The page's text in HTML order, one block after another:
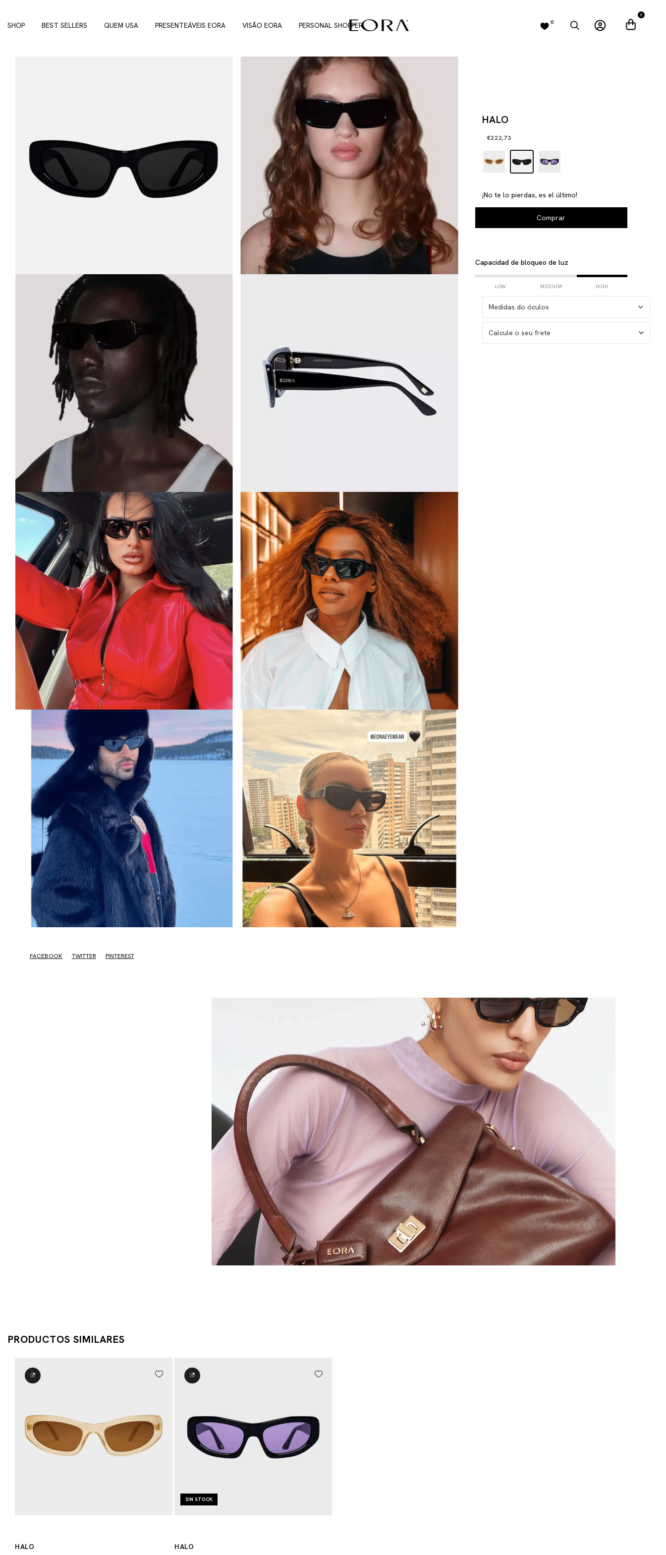
SHOP BEST SELLERS QUEM USA PRESENTEÁVEIS EORA VISÃO EORA PERSONAL SHOPPER 0
0
HALO
€222,73
¡No te lo pierdas, es el último!
Capacidad de bloqueo de luz
LOW MEDIUM HIGH
Medidas do óculos
Calcule o seu frete
FACEBOOK TWITTER PINTEREST
PRODUCTOS SIMILARES
HALO
SIN STOCK
HALO